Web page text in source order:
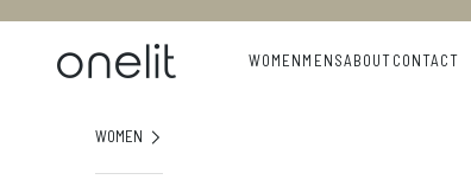
onelit WOMENMENSABOUTCONTACT
WOMEN